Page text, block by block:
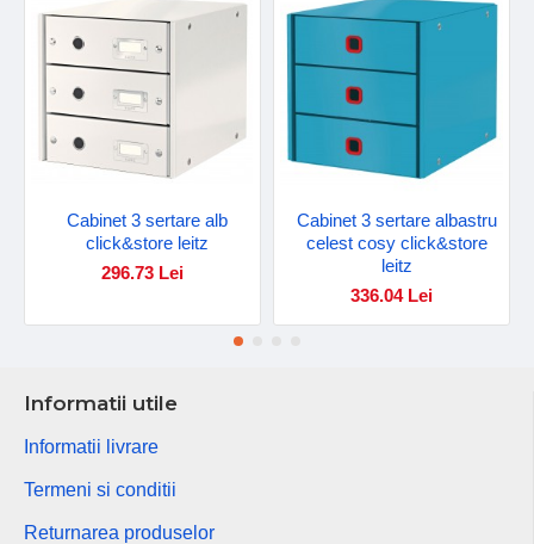
Cabinet 3 sertare alb
click&store leitz
296.73 Lei
Cabinet 3 sertare albastru
celest cosy click&store
leitz
336.04 Lei
Informatii utile
Informatii livrare
Termeni si conditii
Returnarea produselor